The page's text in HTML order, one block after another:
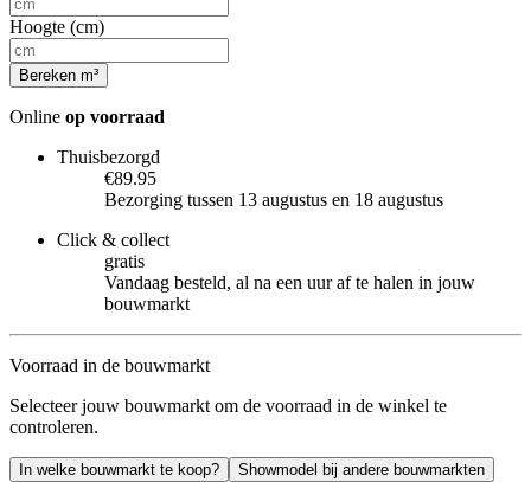
Hoogte (cm)
Bereken m³
Online op voorraad
Thuisbezorgd
€89.95
Bezorging tussen 13 augustus en 18 augustus
Click & collect
gratis
Vandaag besteld, al na een uur af te halen in jouw
bouwmarkt
Voorraad in de bouwmarkt
Selecteer jouw bouwmarkt om de voorraad in de winkel te
controleren.
In welke bouwmarkt te koop? Showmodel bij andere bouwmarkten